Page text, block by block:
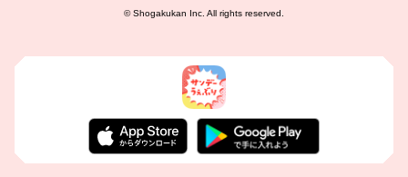
©Shogakukan Inc. All rights reserved.